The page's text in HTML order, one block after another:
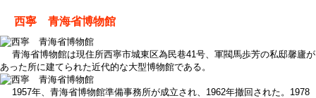
西寧 青海省博物館
青海省博物館は現住所西寧市城東区為民巷41号、軍閥馬歩芳の私邸馨廬が
あった所に建てられた近代的な大型博物館である。
1957年、青海省博物館準備事務所が成立され、1962年撤回された。1978